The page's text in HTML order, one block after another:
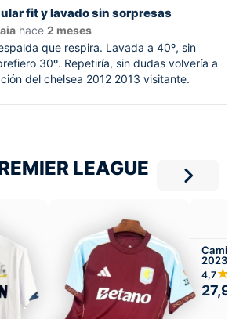
fit y lavado sin sorpresas
hace 2 meses
que respira. Lavada a 40º, sin
30º. Repetiría, sin dudas volvería a
del chelsea 2012 2013 visitante.
LEAGUE
2023-
4,7
27,99